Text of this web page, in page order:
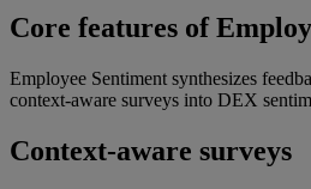
Core features of
Employee Sentiment synthesizes
context-aware surveys into DEX
Context-aware surveys